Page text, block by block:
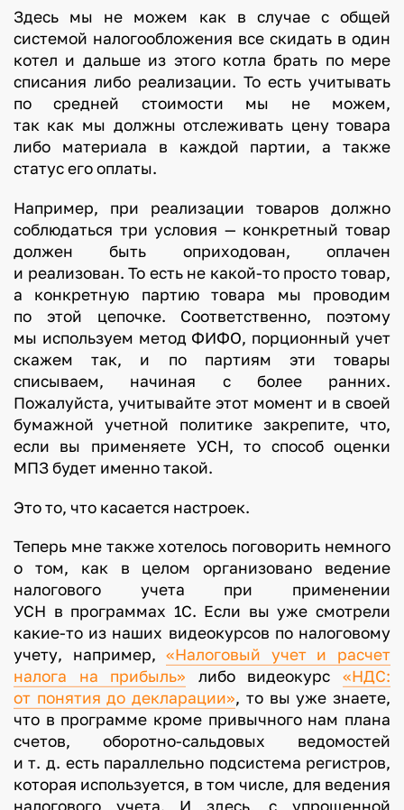
Здесь мы не можем как в случае с общей
системой налогообложения все скидать в один
котел и дальше из этого котла брать по мере
списания либо реализации. То есть учитывать
по средней стоимости мы не можем,
так как мы должны отслеживать цену товара
либо материала в каждой партии, а также
статус его оплаты.
Например, при реализации товаров должно
соблюдаться три условия — конкретный товар
должен быть оприходован, оплачен
и реализован. То есть не какой-то просто товар,
а конкретную партию товара мы проводим
по этой цепочке. Соответственно, поэтому
мы используем метод ФИФО, порционный учет
скажем так, и по партиям эти товары
списываем, начиная с более ранних.
Пожалуйста, учитывайте этот момент и в своей
бумажной учетной политике закрепите, что,
если вы применяете УСН, то способ оценки
МПЗ будет именно такой.
Это то, что касается настроек.
Теперь мне также хотелось поговорить немного
о том, как в целом организовано ведение
налогового учета при применении
УСН в программах 1С. Если вы уже смотрели
какие-то из наших видеокурсов по налоговому
учету, например,«Налоговый учет и расчет
налога на прибыль» либо видеокурс«НДС:
от понятия до декларации», то вы уже знаете,
что в программе кроме привычного нам плана
счетов, оборотно-сальдовых ведомостей
и т. д. есть параллельно подсистема регистров,
которая используется, в том числе, для ведения